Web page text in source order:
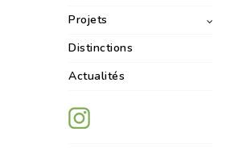
Projets
Distinctions
Actualités